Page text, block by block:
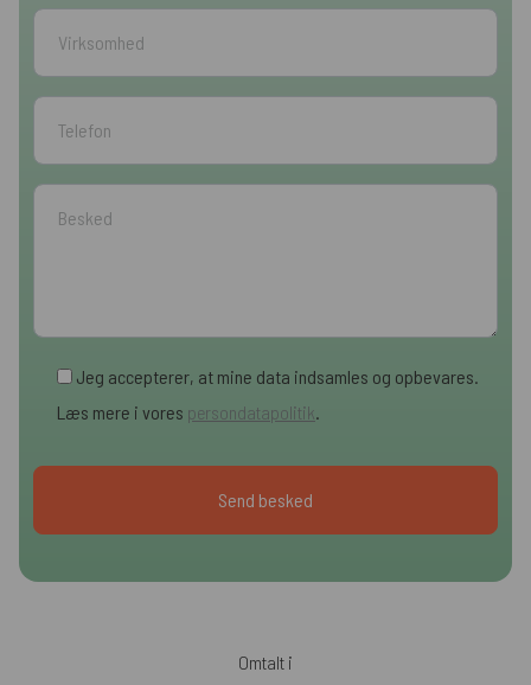
Jeg accepterer, at mine data indsamles og opbevares.
Læs mere i vores persondatapolitik.
Omtalt i